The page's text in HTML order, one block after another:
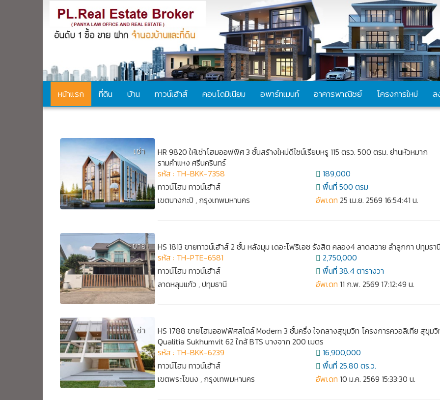
หน้าแรก ที่ดิน บ้าน ทาวน์เฮ้าส์ คอนโดมิเนียม อพาร์ทเมนท์ อาคารพาณิชย์ โครงการใหม่ ล
เช่า
HR 9820 ให้เช่าโฮมออฟฟิศ 3 ชั้นสร้างใหม่ดีไซน์เรียบหรู 115 ตรว. 500 ตรม. ย่านหัวหมาก
รามคำแหง ศรีนครินทร์
รหัส : TH-BKK-7358
ทาวน์โฮม ทาวน์เฮ้าส์
เขตบางกะปิ , กรุงเทพมหานคร
189,000
พื้นที่ 500 ตรม
อัพเดท 25 เม.ย. 2569 16:54:41 น.
ขาย
HS 1813 ขายทาวน์เฮ้าส์ 2 ชั้น หลังมุม เดอะโฟริเอช รังสิต คลอง4 ลาดสวาย ลำลูกกา ปทุมธา
รหัส : TH-PTE-6581
ทาวน์โฮม ทาวน์เฮ้าส์
ลาดหลุมแก้ว , ปทุมธานี
2,750,000
พื้นที่ 38.4 ตารางวา
อัพเดท 11 ก.พ. 2569 17:12:49 น.
เช่า
HS 1788 ขายโฮมออฟฟิศสไตล์ Modern 3 ชั้นครึ่ง ใจกลางสุขุมวิท โครงการควอลิเทีย สุขุม
Qualitia Sukhumvit 62 ใกล้ BTS บางจาก 200 เมตร
รหัส : TH-BKK-6239
ทาวน์โฮม ทาวน์เฮ้าส์
เขตพระโขนง , กรุงเทพมหานคร
16,900,000
พื้นที่ 25.80 ตร.ว.
อัพเดท 10 ม.ค. 2569 15:33:30 น.